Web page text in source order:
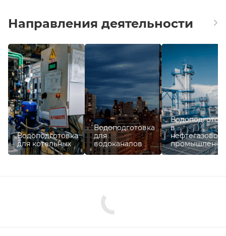
Направления деятельности
Водоподготовка
для котельных
Водоподготовка
для
водоканалов
в
нефтегазовой